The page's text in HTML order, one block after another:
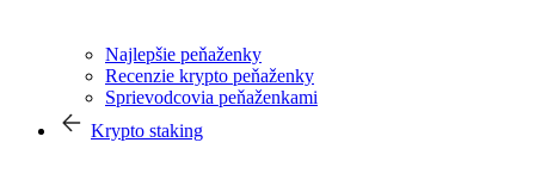
Najlepšie peňaženky
Recenzie krypto peňaženky
Sprievodcovia peňaženkami
Krypto staking